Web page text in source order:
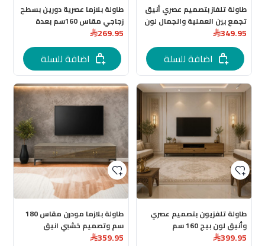
طاولة تلفاز بتصميم عصري أنيق
تجمع بين العملية والجمال لون
رصاصي 140 سم
349.95
اضافة للسلة
طاولة بلازما عصرية دورين بسطح
زجاجي مقاس 160سم بعدة
اللوان
269.95
اضافة للسلة
طاولة تلفزيون بتصميم عصري
وأنيق لون بيج 160 سم
399.95
طاولة بلازما مودرن مقاس 180
سم وتصميم خشبي انيق
359.95